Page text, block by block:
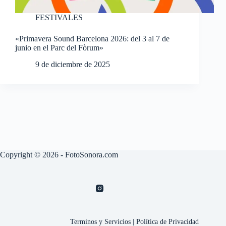
FESTIVALES
«Primavera Sound Barcelona 2026: del 3 al 7 de
junio en el Parc del Fòrum»
9 de diciembre de 2025
Copyright © 2026 - FotoSonora.com
Terminos y Servicios |Política de Privacidad